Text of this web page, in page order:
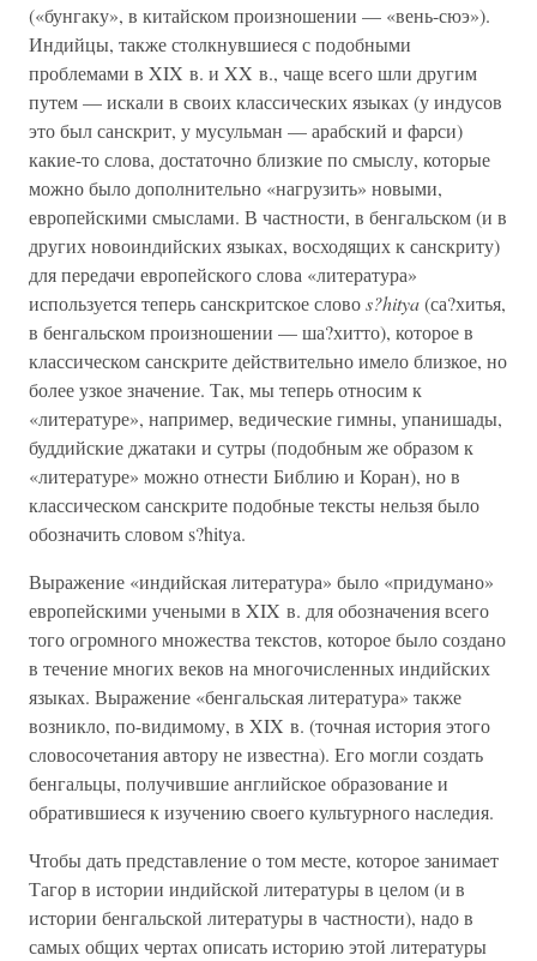
(«бунгаку», в китайском произношении — «вень-сюэ»).
Индийцы, также столкнувшиеся с подобными
проблемами в XIX в. и XX в., чаще всего шли другим
путем — искали в своих классических языках (у индусов
это был санскрит, у мусульман — арабский и фарси)
какие-то слова, достаточно близкие по смыслу, которые
можно было дополнительно «нагрузить» новыми,
европейскими смыслами. В частности, в бенгальском (и в
других новоиндийских языках, восходящих к санскриту)
для передачи европейского слова «литература»
используется теперь санскритское словоs?hitya(са?хитья,
в бенгальском произношении — ша?хитто), которое в
классическом санскрите действительно имело близкое, но
более узкое значение. Так, мы теперь относим к
«литературе», например, ведические гимны, упанишады,
буддийские джатаки и сутры (подобным же образом к
«литературе» можно отнести Библию и Коран), но в
классическом санскрите подобные тексты нельзя было
обозначить словом s?hitya.
Выражение «индийская литература» было «придумано»
европейскими учеными в XIX в. для обозначения всего
того огромного множества текстов, которое было создано
в течение многих веков на многочисленных индийских
языках. Выражение «бенгальская литература» также
возникло, по-видимому, в XIX в. (точная история этого
словосочетания автору не известна). Его могли создать
бенгальцы, получившие английское образование и
обратившиеся к изучению своего культурного наследия.
Чтобы дать представление о том месте, которое занимает
Тагор в истории индийской литературы в целом (и в
истории бенгальской литературы в частности), надо в
самых общих чертах описать историю этой литературы